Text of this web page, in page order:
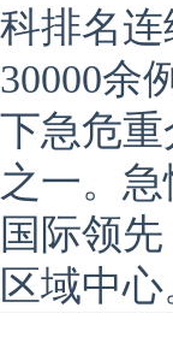
科排名
30000余
下急危
之一。
国际领
区域中心